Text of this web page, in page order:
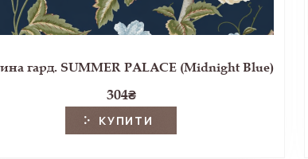
гард. SUMMER PALACE (Midnight Blue)
304₴
КУПИТИ